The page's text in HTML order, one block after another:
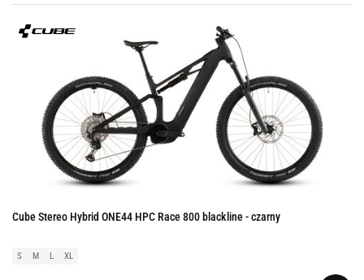
Cube Stereo Hybrid ONE44 HPC Race 800 blackline - czarny
S M L XL